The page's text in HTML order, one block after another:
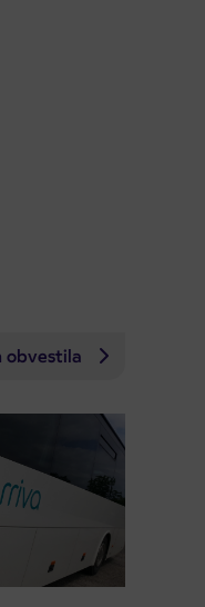
obvestila